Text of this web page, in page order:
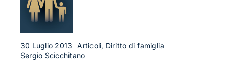
Approfondimenti
Contatti
30 Luglio 2013
Articoli, Diritto di famiglia
Sergio Scicchitano